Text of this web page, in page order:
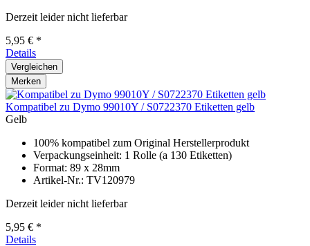
Derzeit leider nicht lieferbar
5,95 € *
Details
Vergleichen
Merken
Kompatibel zu Dymo 99010Y / S0722370 Etiketten gelb
Gelb
100% kompatibel zum Original Herstellerprodukt
Verpackungseinheit: 1 Rolle (a 130 Etiketten)
Format: 89 x 28mm
Artikel-Nr.: TV120979
Derzeit leider nicht lieferbar
5,95 € *
Details